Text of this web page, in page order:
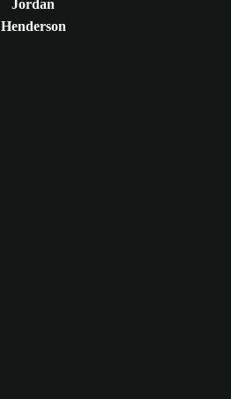
Jordan
Henderson